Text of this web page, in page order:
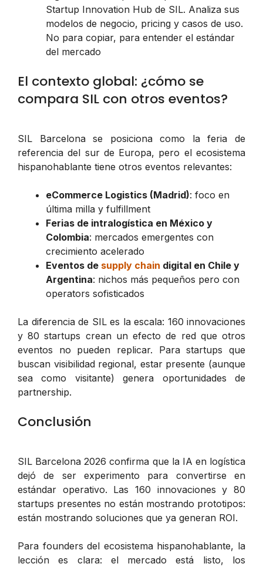
Startup Innovation Hub de SIL. Analiza sus
modelos de negocio, pricing y casos de uso.
No para copiar, para entender el estándar
del mercado
El contexto global: ¿cómo se
compara SIL con otros eventos?
SIL Barcelona se posiciona como la feria de
referencia del sur de Europa, pero el ecosistema
hispanohablante tiene otros eventos relevantes:
eCommerce Logistics (Madrid): foco en
última milla y fulfillment
Ferias de intralogística en México y
Colombia: mercados emergentes con
crecimiento acelerado
Eventos de supply chain digital en Chile y
Argentina: nichos más pequeños pero con
operators sofisticados
La diferencia de SIL es la escala: 160 innovaciones
y 80 startups crean un efecto de red que otros
eventos no pueden replicar. Para startups que
buscan visibilidad regional, estar presente (aunque
sea como visitante) genera oportunidades de
partnership.
Conclusión
SIL Barcelona 2026 confirma que la IA en logística
dejó de ser experimento para convertirse en
estándar operativo. Las 160 innovaciones y 80
startups presentes no están mostrando prototipos:
están mostrando soluciones que ya generan ROI.
Para founders del ecosistema hispanohablante, la
lección es clara: el mercado está listo, los